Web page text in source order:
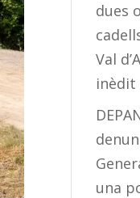
dues
Val
inèdit
una